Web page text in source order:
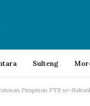
Sulteng
Pimpinan PTS se-